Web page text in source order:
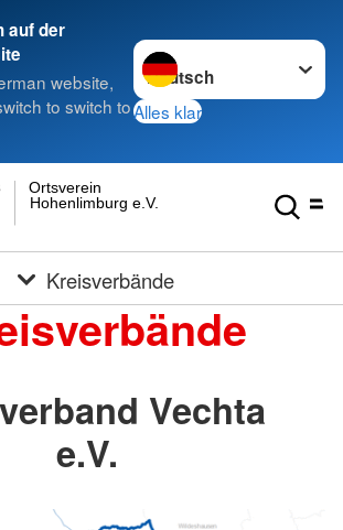
auf der
website,
to switch to
Sprache wechseln zu
Alles klar
Hohenlimburg e.V.
Ortsverein
Kreisverbände
Vechta
e.V.